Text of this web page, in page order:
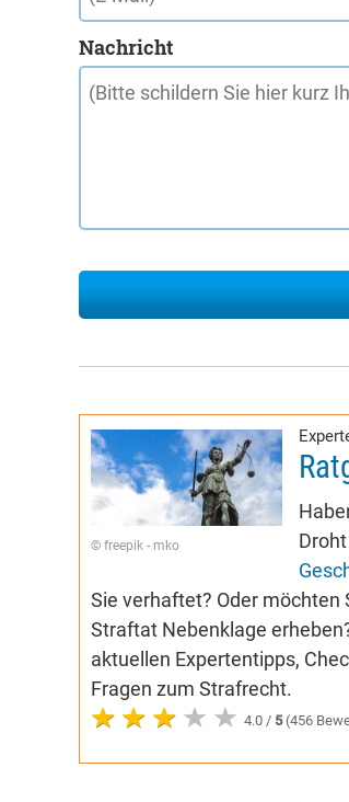
Nachricht
© freepik - mko
Sie verhaftet? Oder möchten
Straftat Nebenklage
aktuellen Expertentipps,
Fragen zum Strafrecht.
4.0 / 5(456